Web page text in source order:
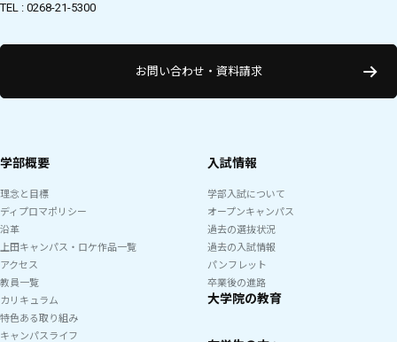
TEL : 0268-21-5300
お問い合わせ・資料請求
学部概要
理念と目標
ディプロマポリシー
沿革
上田キャンパス・ロケ作品一覧
アクセス
教員一覧
カリキュラム
特色ある取り組み
キャンパスライフ
入試情報
学部入試について
オープンキャンパス
過去の選抜状況
過去の入試情報
パンフレット
卒業後の進路
大学院の教育